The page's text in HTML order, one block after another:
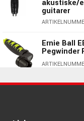
akustiske/
guitarer
Ernie Ball
Pegwinder